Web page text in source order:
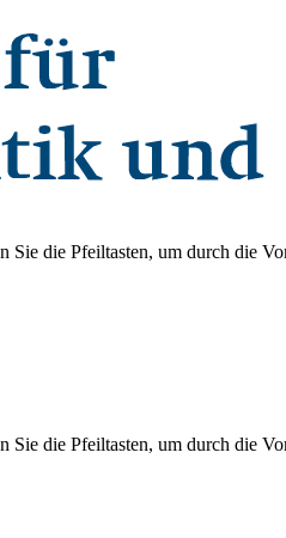
Sie die Pfeiltasten, um durch die
Sie die Pfeiltasten, um durch die